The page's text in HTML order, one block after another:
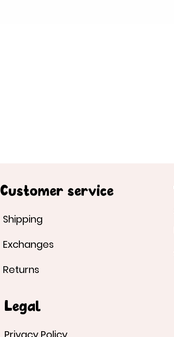
Customer service
Shipping
Exchanges
Returns
Legal